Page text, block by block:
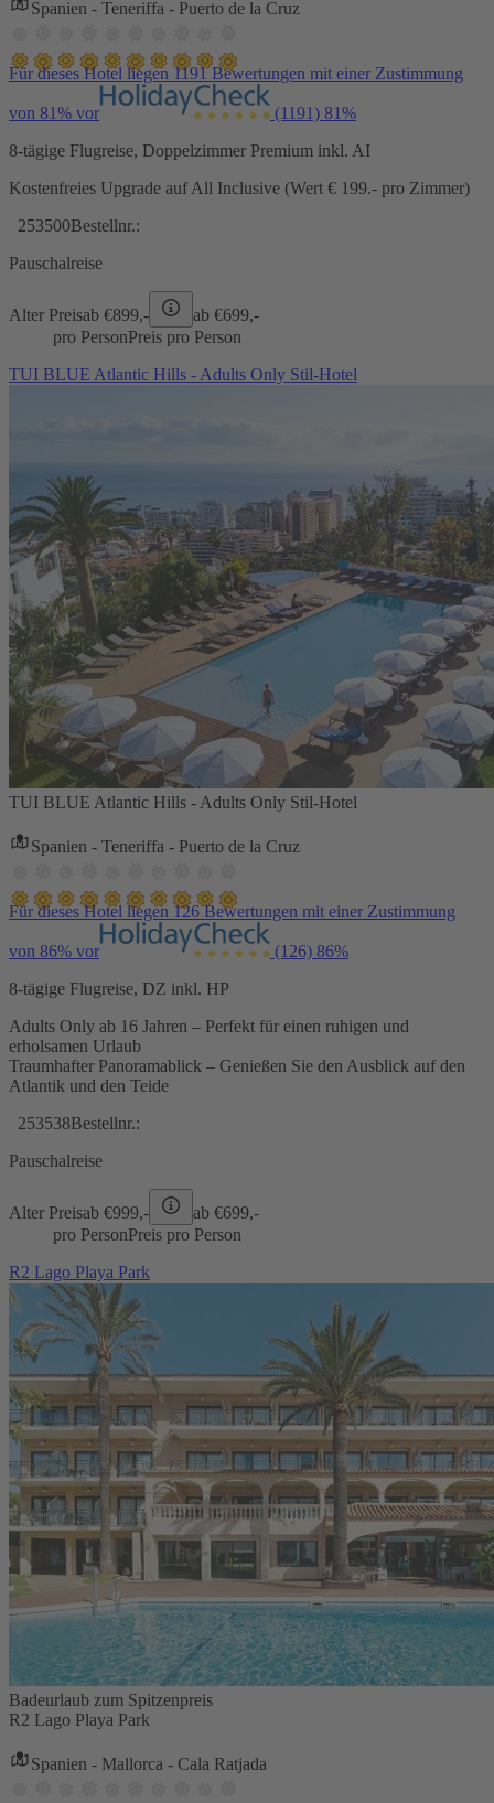
Spanien - Teneriffa - Puerto de la Cruz
Für dieses Hotel liegen 1191 Bewertungen mit einer Zustimmung
von 81% vor (1191) 81%
8-tägige Flugreise, Doppelzimmer Premium inkl. AI
Kostenfreies Upgrade auf All Inclusive (Wert € 199.- pro Zimmer)
253500Bestellnr.:
Pauschalreise
Alter Preisab €899,- ab €699,-
pro PersonPreis pro Person
TUI BLUE Atlantic Hills - Adults Only Stil-Hotel
TUI BLUE Atlantic Hills - Adults Only Stil-Hotel
Spanien - Teneriffa - Puerto de la Cruz
Für dieses Hotel liegen 126 Bewertungen mit einer Zustimmung
von 86% vor (126) 86%
8-tägige Flugreise, DZ inkl. HP
Adults Only ab 16 Jahren – Perfekt für einen ruhigen und
erholsamen Urlaub
Traumhafter Panoramablick – Genießen Sie den Ausblick auf den
Atlantik und den Teide
253538Bestellnr.:
Pauschalreise
Alter Preisab €999,- ab €699,-
pro PersonPreis pro Person
R2 Lago Playa Park
Badeurlaub zum Spitzenpreis
R2 Lago Playa Park
Spanien - Mallorca - Cala Ratjada